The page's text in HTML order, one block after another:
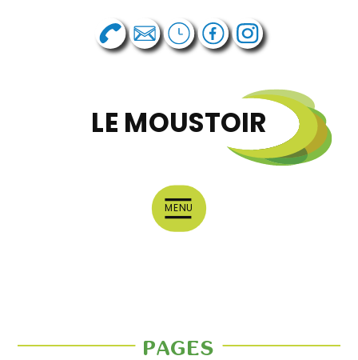
LE MOUSTOIR
MENU
PAGES